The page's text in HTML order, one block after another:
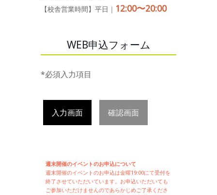
【校舎営業時間】平日｜ 12:00〜20:00
WEB申込フォーム
*必須入力項目
入力画面 確認画面
週末開催のイベントのお申込について
週末開催のイベントのお申込は金曜19:00にて受付を
終了させていただいています。お申込いただいても
ご参加いただけませんのであらかじめご了承くださ